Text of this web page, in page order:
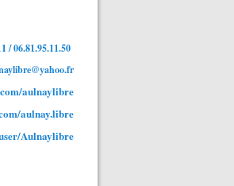
/ 06.81.95.11.50
aulnaylibre
aulnay.libre
Aulnaylibre